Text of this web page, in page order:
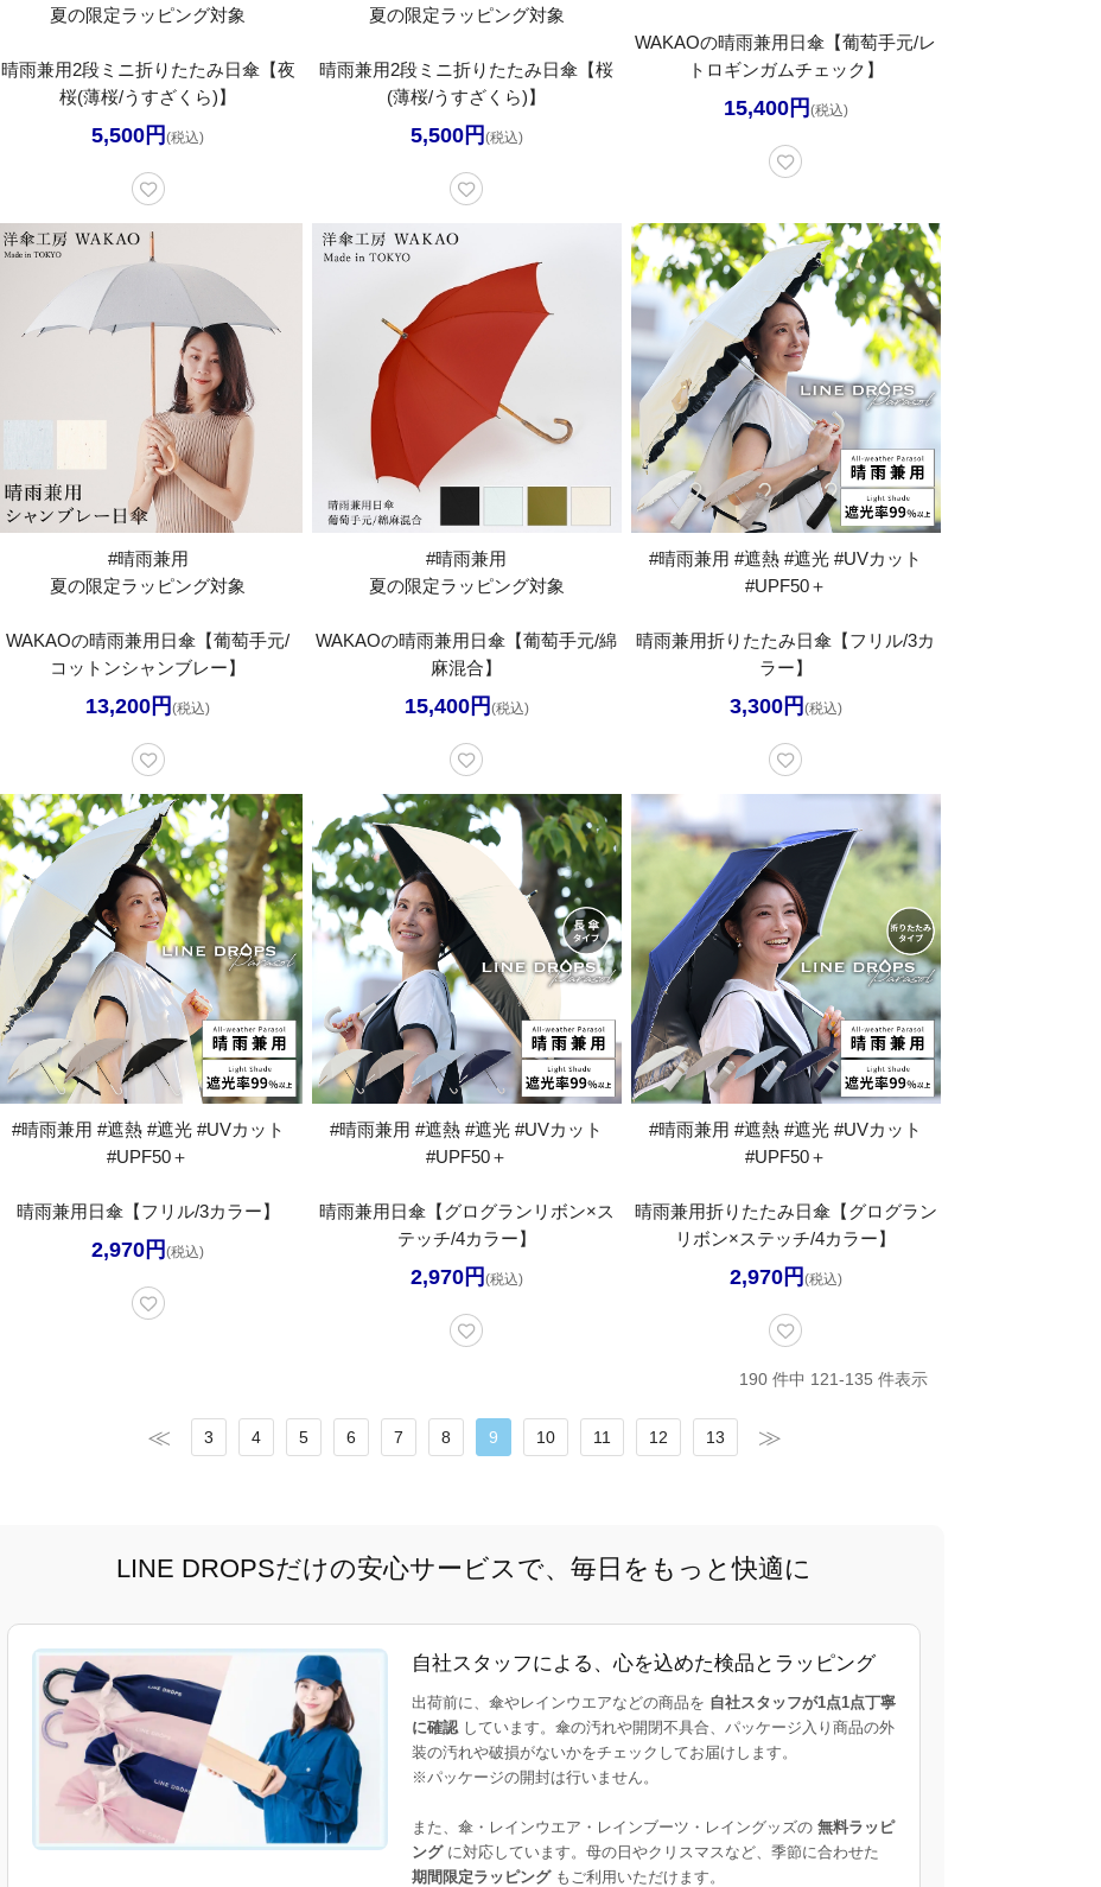
夏の限定ラッピング対象
晴雨兼用2段ミニ折りたたみ日傘【夜
桜(薄桜/うすざくら)】
5,500円 (税込)
夏の限定ラッピング対象
晴雨兼用2段ミニ折りたたみ日傘【桜
(薄桜/うすざくら)】
5,500円 (税込)
WAKAOの晴雨兼用日傘【葡萄手元/レ
トロギンガムチェック】
15,400円 (税込)
#晴雨兼用
夏の限定ラッピング対象
WAKAOの晴雨兼用日傘【葡萄手元/
コットンシャンブレー】
13,200円 (税込)
#晴雨兼用
夏の限定ラッピング対象
WAKAOの晴雨兼用日傘【葡萄手元/綿
麻混合】
15,400円 (税込)
#晴雨兼用 #遮熱 #遮光 #UVカット
#UPF50＋
晴雨兼用折りたたみ日傘【フリル/3カ
ラー】
3,300円 (税込)
#晴雨兼用 #遮熱 #遮光 #UVカット
#UPF50＋
晴雨兼用日傘【フリル/3カラー】
2,970円 (税込)
#晴雨兼用 #遮熱 #遮光 #UVカット
#UPF50＋
晴雨兼用日傘【グログランリボン×ス
テッチ/4カラー】
2,970円 (税込)
#晴雨兼用 #遮熱 #遮光 #UVカット
#UPF50＋
晴雨兼用折りたたみ日傘【グログラン
リボン×ステッチ/4カラー】
2,970円 (税込)
190 件中 121-135 件表示
3 4 5 6 7 8 9 10 11 12 13
LINE DROPSだけの安心サービスで、毎日をもっと快適に
自社スタッフによる、心を込めた検品とラッピング
出荷前に、傘やレインウエアなどの商品を 自社スタッフが1点1点丁寧
に確認しています。傘の汚れや開閉不具合、パッケージ入り商品の外
装の汚れや破損がないかをチェックしてお届けします。
※パッケージの開封は行いません。
また、傘・レインウエア・レインブーツ・レイングッズの 無料ラッピ
ングに対応しています。母の日やクリスマスなど、季節に合わせた
期間限定ラッピングもご利用いただけます。